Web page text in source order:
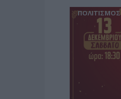
ΠΟΛΙΤΙΣΜΟΣ